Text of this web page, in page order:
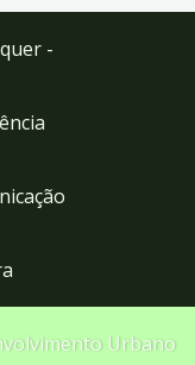
-
Urbano